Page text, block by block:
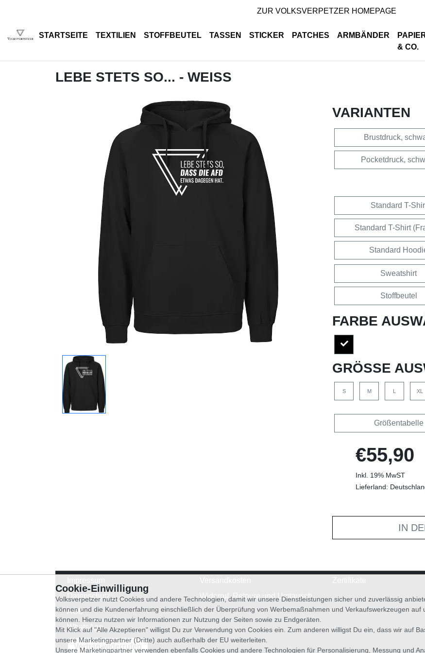
ZUR VOLKSVERPETZER HOMEPAGE
STARTSEITE TEXTILIEN STOFFBEUTEL TASSEN STICKER PATCHES ARMBÄNDER
& CO.
LEBE STETS SO... - WEISS
VARIANTEN
Brustdruck,
Pocketdruck,
Standard T-
Standard T-Shirt
Standard
Sweatshirt
Stoffbeutel
FARBE
GRÖSSE
S M L XL
Größentabelle
€55,90
Inkl. 19% MwST
Lieferland:
IN
Datenschutz
AGB
WhatsApp
Widerruf, Retoure und Umtausch
Vertrag widerrufen
Cookie-Einwilligung
Volksverpetzer nutzt Cookies und andere Technologien, damit wir unsere Dienstleistungen sicher und zuverlässig
können und die Kundenerfahrung einschließlich der Überprüfung von Werbemaßnahmen und Verkaufswerkzeugen
können. Hierzu nutzen wir Informationen zur Nutzung der Seiten sowie zu Endgeräten.
Mit Klick auf "Alle Akzeptieren" willigst Du zur Verwendung von Cookies ein. Zum anderen willigst Du ein, dass wir auf
unsere Marketingpartner (Dritte) auch außerhalb der EU weiterleiten.
Unsere Marketingpartner verwenden ebenfalls Cookies und andere Technologien für Personalisierung, Messung und